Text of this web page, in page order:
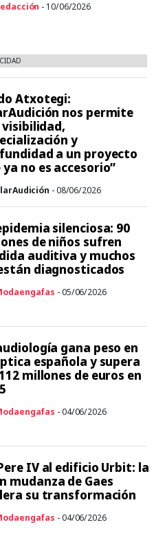
- 10/06/2026
Atxotegi:
nos permite
visibilidad,
y
a un proyecto
ya no es accesorio”
- 08/06/2026
silenciosa: 90
de niños sufren
auditiva y muchos
diagnosticados
- 05/06/2026
gana peso en
española y supera
millones de euros en
- 04/06/2026
IV al edificio Urbit: la
mudanza de Gaes
su transformación
- 04/06/2026